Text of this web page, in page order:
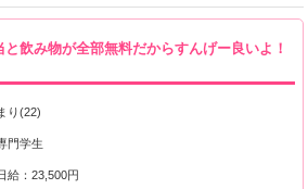
飲み物が全部無料だからすんげー良いよ！
り(22)
門学生
給：23,500円